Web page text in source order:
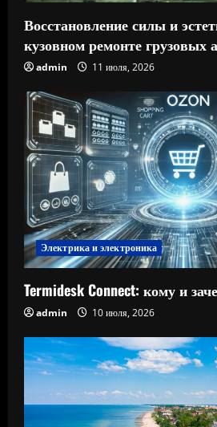
Восстановление силы и
кузовном ремонте грузовых
admin 11 июля, 2026
Электрика и электроника
Termidesk Connect: кому и
admin 10 июля, 2026